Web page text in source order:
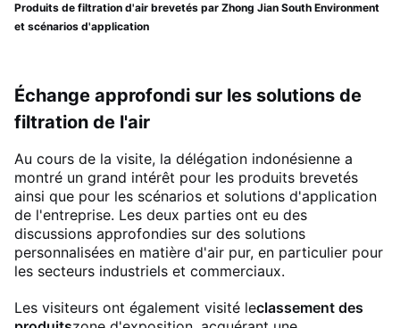
Produits de filtration d'air brevetés par Zhong Jian South Environment
et scénarios d'application
Échange approfondi sur les solutions de
filtration de l'air
Au cours de la visite, la délégation indonésienne a
montré un grand intérêt pour les produits brevetés
ainsi que pour les scénarios et solutions d'application
de l'entreprise. Les deux parties ont eu des
discussions approfondies sur des solutions
personnalisées en matière d'air pur, en particulier pour
les secteurs industriels et commerciaux.
Les visiteurs ont également visité leclassement des